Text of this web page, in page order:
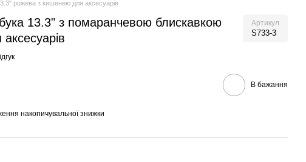
рожева з кишенею для аксесуарів
13.3" з помаранчевою блискавкою
Артикул
S733-3
В бажання
накопичувальної знижки